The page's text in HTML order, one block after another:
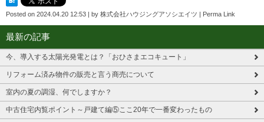
Posted on 2024.04.20 12:53 | by 株式会社ハウジングアソシエイツ | Perma Link
最新の記事
今、導入する太陽光発電とは？「おひさまエコキュート」
リフォーム済み物件の販売と言う商売について
室内の夏の調湿、何でしますか？
中古住宅内覧ポイント～戸建て編⑤ここ20年で一番変わったもの